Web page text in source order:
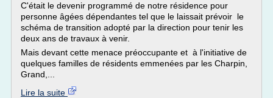
C'était le devenir programmé de notre résidence pour
personne âgées dépendantes tel que le laissait prévoir le
schéma de transition adopté par la direction pour tenir les
deux ans de travaux à venir.
Mais devant cette menace préoccupante et à l'initiative de
quelques familles de résidents emmenées par les Charpin,
Grand,...
Lire la suite